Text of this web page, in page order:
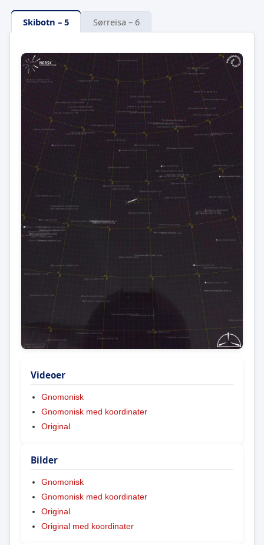
Skibotn – 5 Sørreisa – 6
Videoer
Gnomonisk
Gnomonisk med koordinater
Original
Bilder
Gnomonisk
Gnomonisk med koordinater
Original
Original med koordinater